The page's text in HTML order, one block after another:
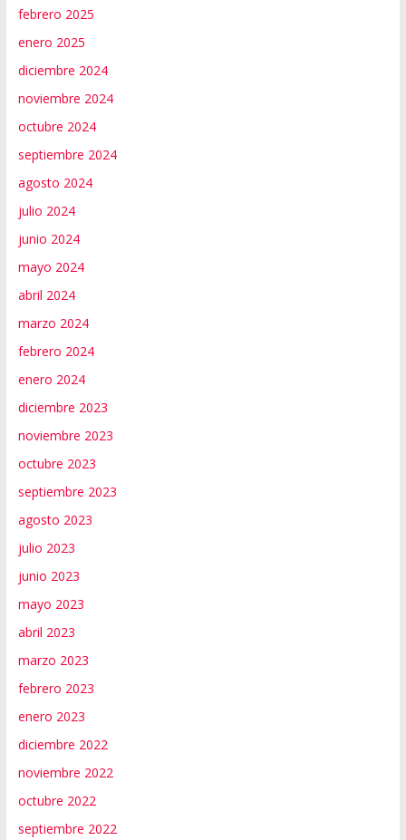
febrero 2025
enero 2025
diciembre 2024
noviembre 2024
octubre 2024
septiembre 2024
agosto 2024
julio 2024
junio 2024
mayo 2024
abril 2024
marzo 2024
febrero 2024
enero 2024
diciembre 2023
noviembre 2023
octubre 2023
septiembre 2023
agosto 2023
julio 2023
junio 2023
mayo 2023
abril 2023
marzo 2023
febrero 2023
enero 2023
diciembre 2022
noviembre 2022
octubre 2022
septiembre 2022